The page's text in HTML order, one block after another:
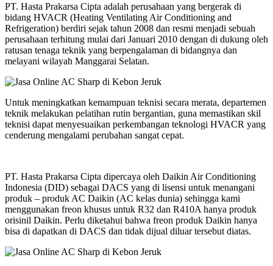
PT. Hasta Prakarsa Cipta adalah perusahaan yang bergerak di
bidang HVACR (Heating Ventilating Air Conditioning and
Refrigeration) berdiri sejak tahun 2008 dan resmi menjadi sebuah
perusahaan terhitung mulai dari Januari 2010 dengan di dukung oleh
ratusan tenaga teknik yang berpengalaman di bidangnya dan
melayani wilayah Manggarai Selatan.
Untuk meningkatkan kemampuan teknisi secara merata, departemen
teknik melakukan pelatihan rutin bergantian, guna memastikan skil
teknisi dapat menyesuaikan perkembangan teknologi HVACR yang
cenderung mengalami perubahan sangat cepat.
PT. Hasta Prakarsa Cipta dipercaya oleh Daikin Air Conditioning
Indonesia (DID) sebagai DACS yang di lisensi untuk menangani
produk – produk AC Daikin (AC kelas dunia) sehingga kami
menggunakan freon khusus untuk R32 dan R410A hanya produk
orisinil Daikin. Perlu diketahui bahwa freon produk Daikin hanya
bisa di dapatkan di DACS dan tidak dijual diluar tersebut diatas.